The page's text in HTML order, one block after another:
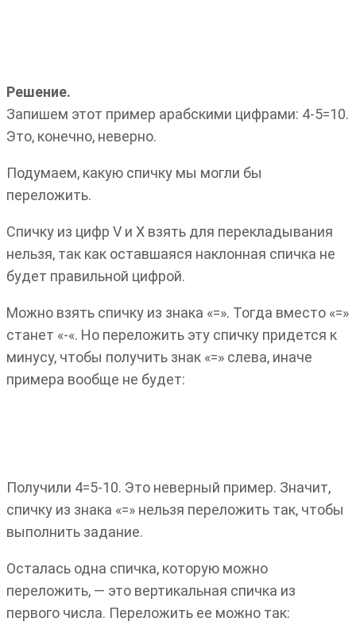
Решение.
Запишем этот пример арабскими цифрами: 4-5=10.
Это, конечно, неверно.
Подумаем, какую спичку мы могли бы
переложить.
Спичку из цифр V и X взять для перекладывания
нельзя, так как оставшаяся наклонная спичка не
будет правильной цифрой.
Можно взять спичку из знака «=». Тогда вместо «=»
станет «-«. Но переложить эту спичку придется к
минусу, чтобы получить знак «=» слева, иначе
примера вообще не будет:
Получили 4=5-10. Это неверный пример. Значит,
спичку из знака «=» нельзя переложить так, чтобы
выполнить задание.
Осталась одна спичка, которую можно
переложить, — это вертикальная спичка из
первого числа. Переложить ее можно так: